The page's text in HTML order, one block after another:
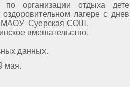
организации отдыха
лагере с
МАОУ Суерская СОШ.
вмешательство.
данных.
мая.